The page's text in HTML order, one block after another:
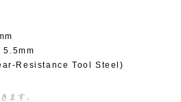
5.5mm
Resistance Tool Steel)
ます。